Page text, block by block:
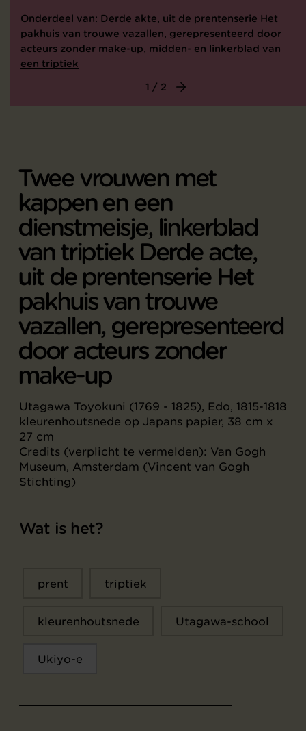
Onderdeel van: Derde akte, uit de prentenserie Het
pakhuis van trouwe vazallen, gerepresenteerd door
acteurs zonder make-up, midden- en linkerblad van
een triptiek
1 / 2
Twee vrouwen met
kappen en een
dienstmeisje, linkerblad
van triptiek Derde acte,
uit de prentenserie Het
pakhuis van trouwe
vazallen, gerepresenteerd
door acteurs zonder
make-up
Utagawa Toyokuni (1769 - 1825), Edo, 1815-1818
kleurenhoutsnede op Japans papier, 38 cm x
27 cm
Credits (verplicht te vermelden): Van Gogh
Museum, Amsterdam (Vincent van Gogh
Stichting)
Wat is het?
prent triptiek
kleurenhoutsnede Utagawa-school
Ukiyo-e